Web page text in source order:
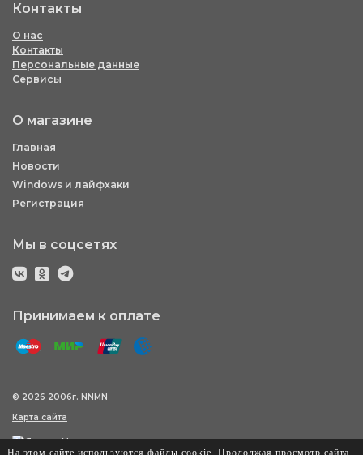
Контакты
О нас
Контакты
Персональные данные
Сервисы
О магазине
Главная
Новости
Windows и лайфхаки
Регистрация
Мы в соцсетях
Принимаем к оплате
© 2026 2006г. NNMN
Карта сайта
На этом сайте используются файлы cookie. Продолжая просмотр сайта,